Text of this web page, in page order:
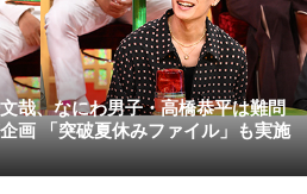
哉、なにわ男子・高橋恭平は難問
画 「突破夏休みファイル」も実施